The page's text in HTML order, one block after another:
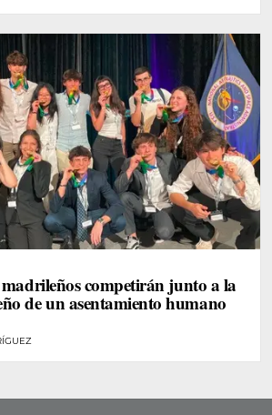
madrileños competirán junto a la
de un asentamiento humano